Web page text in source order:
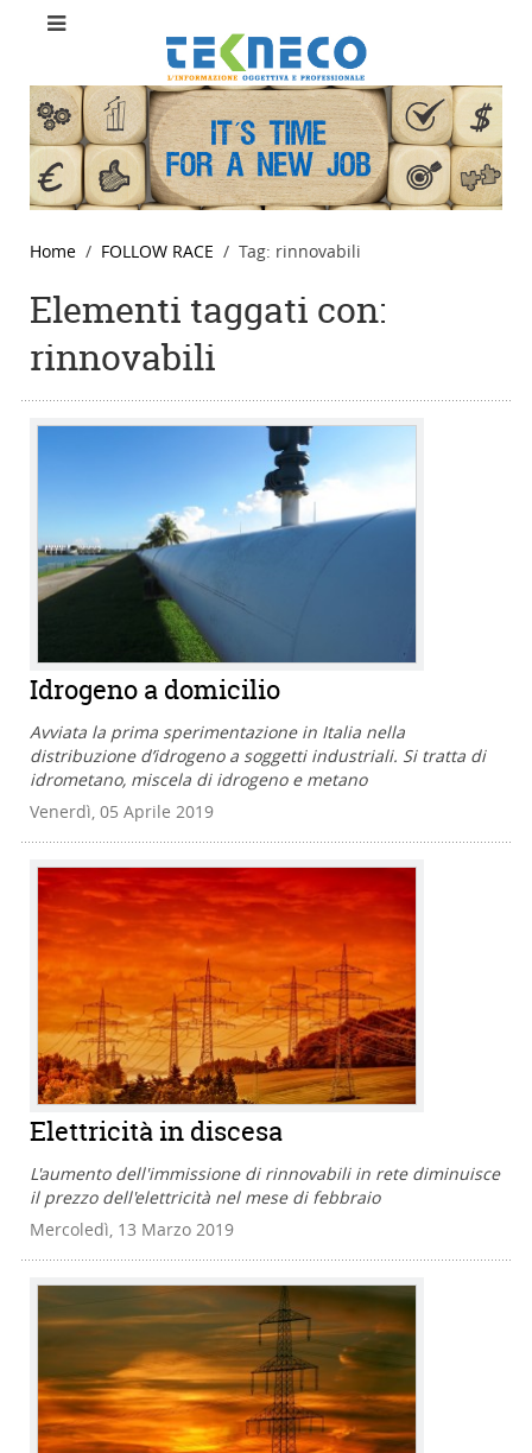
Home FOLLOW RACE Tag: rinnovabili
Elementi taggati con:
rinnovabili
Idrogeno a domicilio
Avviata la prima sperimentazione in Italia nella
distribuzione d’idrogeno a soggetti industriali. Si tratta di
idrometano, miscela di idrogeno e metano
Venerdì, 05 Aprile 2019
Elettricità in discesa
L'aumento dell'immissione di rinnovabili in rete diminuisce
il prezzo dell'elettricità nel mese di febbraio
Mercoledì, 13 Marzo 2019